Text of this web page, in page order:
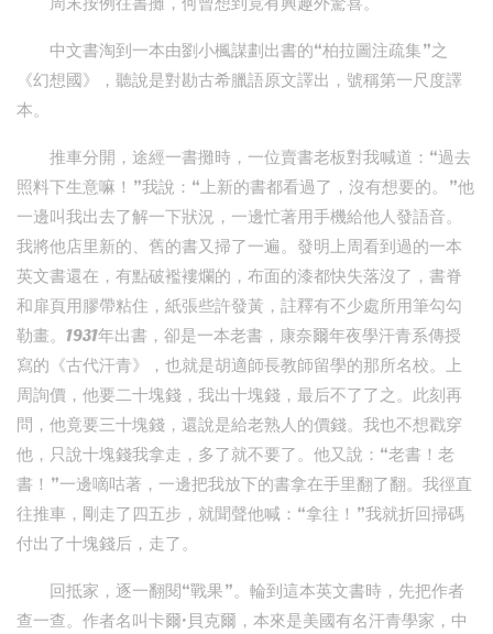
中文書淘到一本由劉小楓謀劃出書的“柏拉圖注疏集”之
《幻想國》，聽說是對勘古希臘語原文譯出，號稱第一尺度譯
本。
推車分開，途經一書攤時，一位賣書老板對我喊道：“過去
照料下生意嘛！”我說：“上新的書都看過了，沒有想要的。”他
一邊叫我出去了解一下狀況，一邊忙著用手機給他人發語音。
我將他店里新的、舊的書又掃了一遍。發明上周看到過的一本
英文書還在，有點破襤褸爛的，布面的漆都快失落沒了，書脊
和扉頁用膠帶粘住，紙張些許發黃，註釋有不少處所用筆勾勾
勒畫。1931年出書，卻是一本老書，康奈爾年夜學汗青系傳授
寫的《古代汗青》，也就是胡適師長教師留學的那所名校。上
周詢價，他要二十塊錢，我出十塊錢，最后不了了之。此刻再
問，他竟要三十塊錢，還說是給老熟人的價錢。我也不想戳穿
他，只說十塊錢我拿走，多了就不要了。他又說：“老書！老
書！”一邊嘀咕著，一邊把我放下的書拿在手里翻了翻。我徑直
往推車，剛走了四五步，就聞聲他喊：“拿往！”我就折回掃碼
付出了十塊錢后，走了。
回抵家，逐一翻閱“戰果”。輪到這本英文書時，先把作者
查一查。作者名叫卡爾·貝克爾，本來是美國有名汗青學家，中